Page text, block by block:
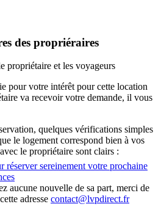
des propriéraires
propriétaire et les voyageurs
pour votre intérêt pour cette location
va recevoir votre demande, il vous
quelques vérifications simples
le logement correspond bien à vos
le propriétaire sont clairs :
réserver sereinement votre prochaine
aucune nouvelle de sa part, merci de
adresse contact@lvpdirect.fr